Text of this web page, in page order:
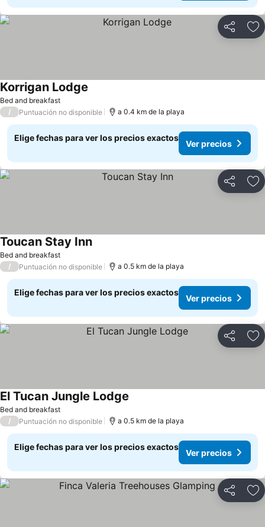
Compartir
Bed and breakfast
Korrigan Lodge
/ Puntuación no disponible a 0.4 km de la playa
Elige fechas para ver los precios exactos
Ver precios
Compartir
Bed and breakfast
Toucan Stay Inn
/ Puntuación no disponible a 0.5 km de la playa
Elige fechas para ver los precios exactos
Ver precios
Compartir
Bed and breakfast
El Tucan Jungle Lodge
/ Puntuación no disponible a 0.5 km de la playa
Elige fechas para ver los precios exactos
Ver precios
Compartir